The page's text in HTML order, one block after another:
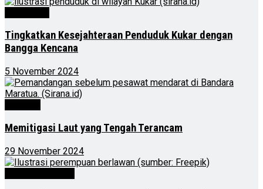
Tingkatkan Kesejahteraan Penduduk Kukar dengan
Bangga Kencana
5 November 2024
Memitigasi Laut yang Tengah Terancam
29 November 2024